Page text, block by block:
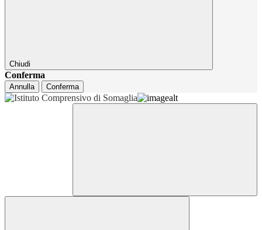
Chiudi
Conferma
Annulla Conferma